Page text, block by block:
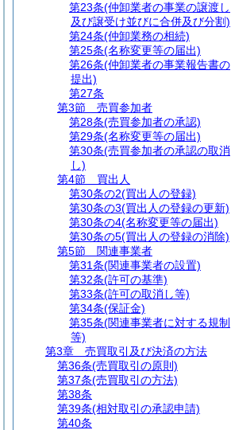
第23条(仲卸業者の事業の譲渡し
及び譲受け並びに合併及び分割)
第24条(仲卸業務の相続)
第25条(名称変更等の届出)
第26条(仲卸業者の事業報告書の
提出)
第27条
第3節
売買参加者
第28条(売買参加者の承認)
第29条(名称変更等の届出)
第30条(売買参加者の承認の取消
し)
第4節
買出人
第30条の2(買出人の登録)
第30条の3(買出人の登録の更新)
第30条の4(名称変更等の届出)
第30条の5(買出人の登録の消除)
第5節
関連事業者
第31条(関連事業者の設置)
第32条(許可の基準)
第33条(許可の取消し等)
第34条(保証金)
第35条(関連事業者に対する規制
等)
第3章
売買取引及び決済の方法
第36条(売買取引の原則)
第37条(売買取引の方法)
第38条
第39条(相対取引の承認申請)
第40条